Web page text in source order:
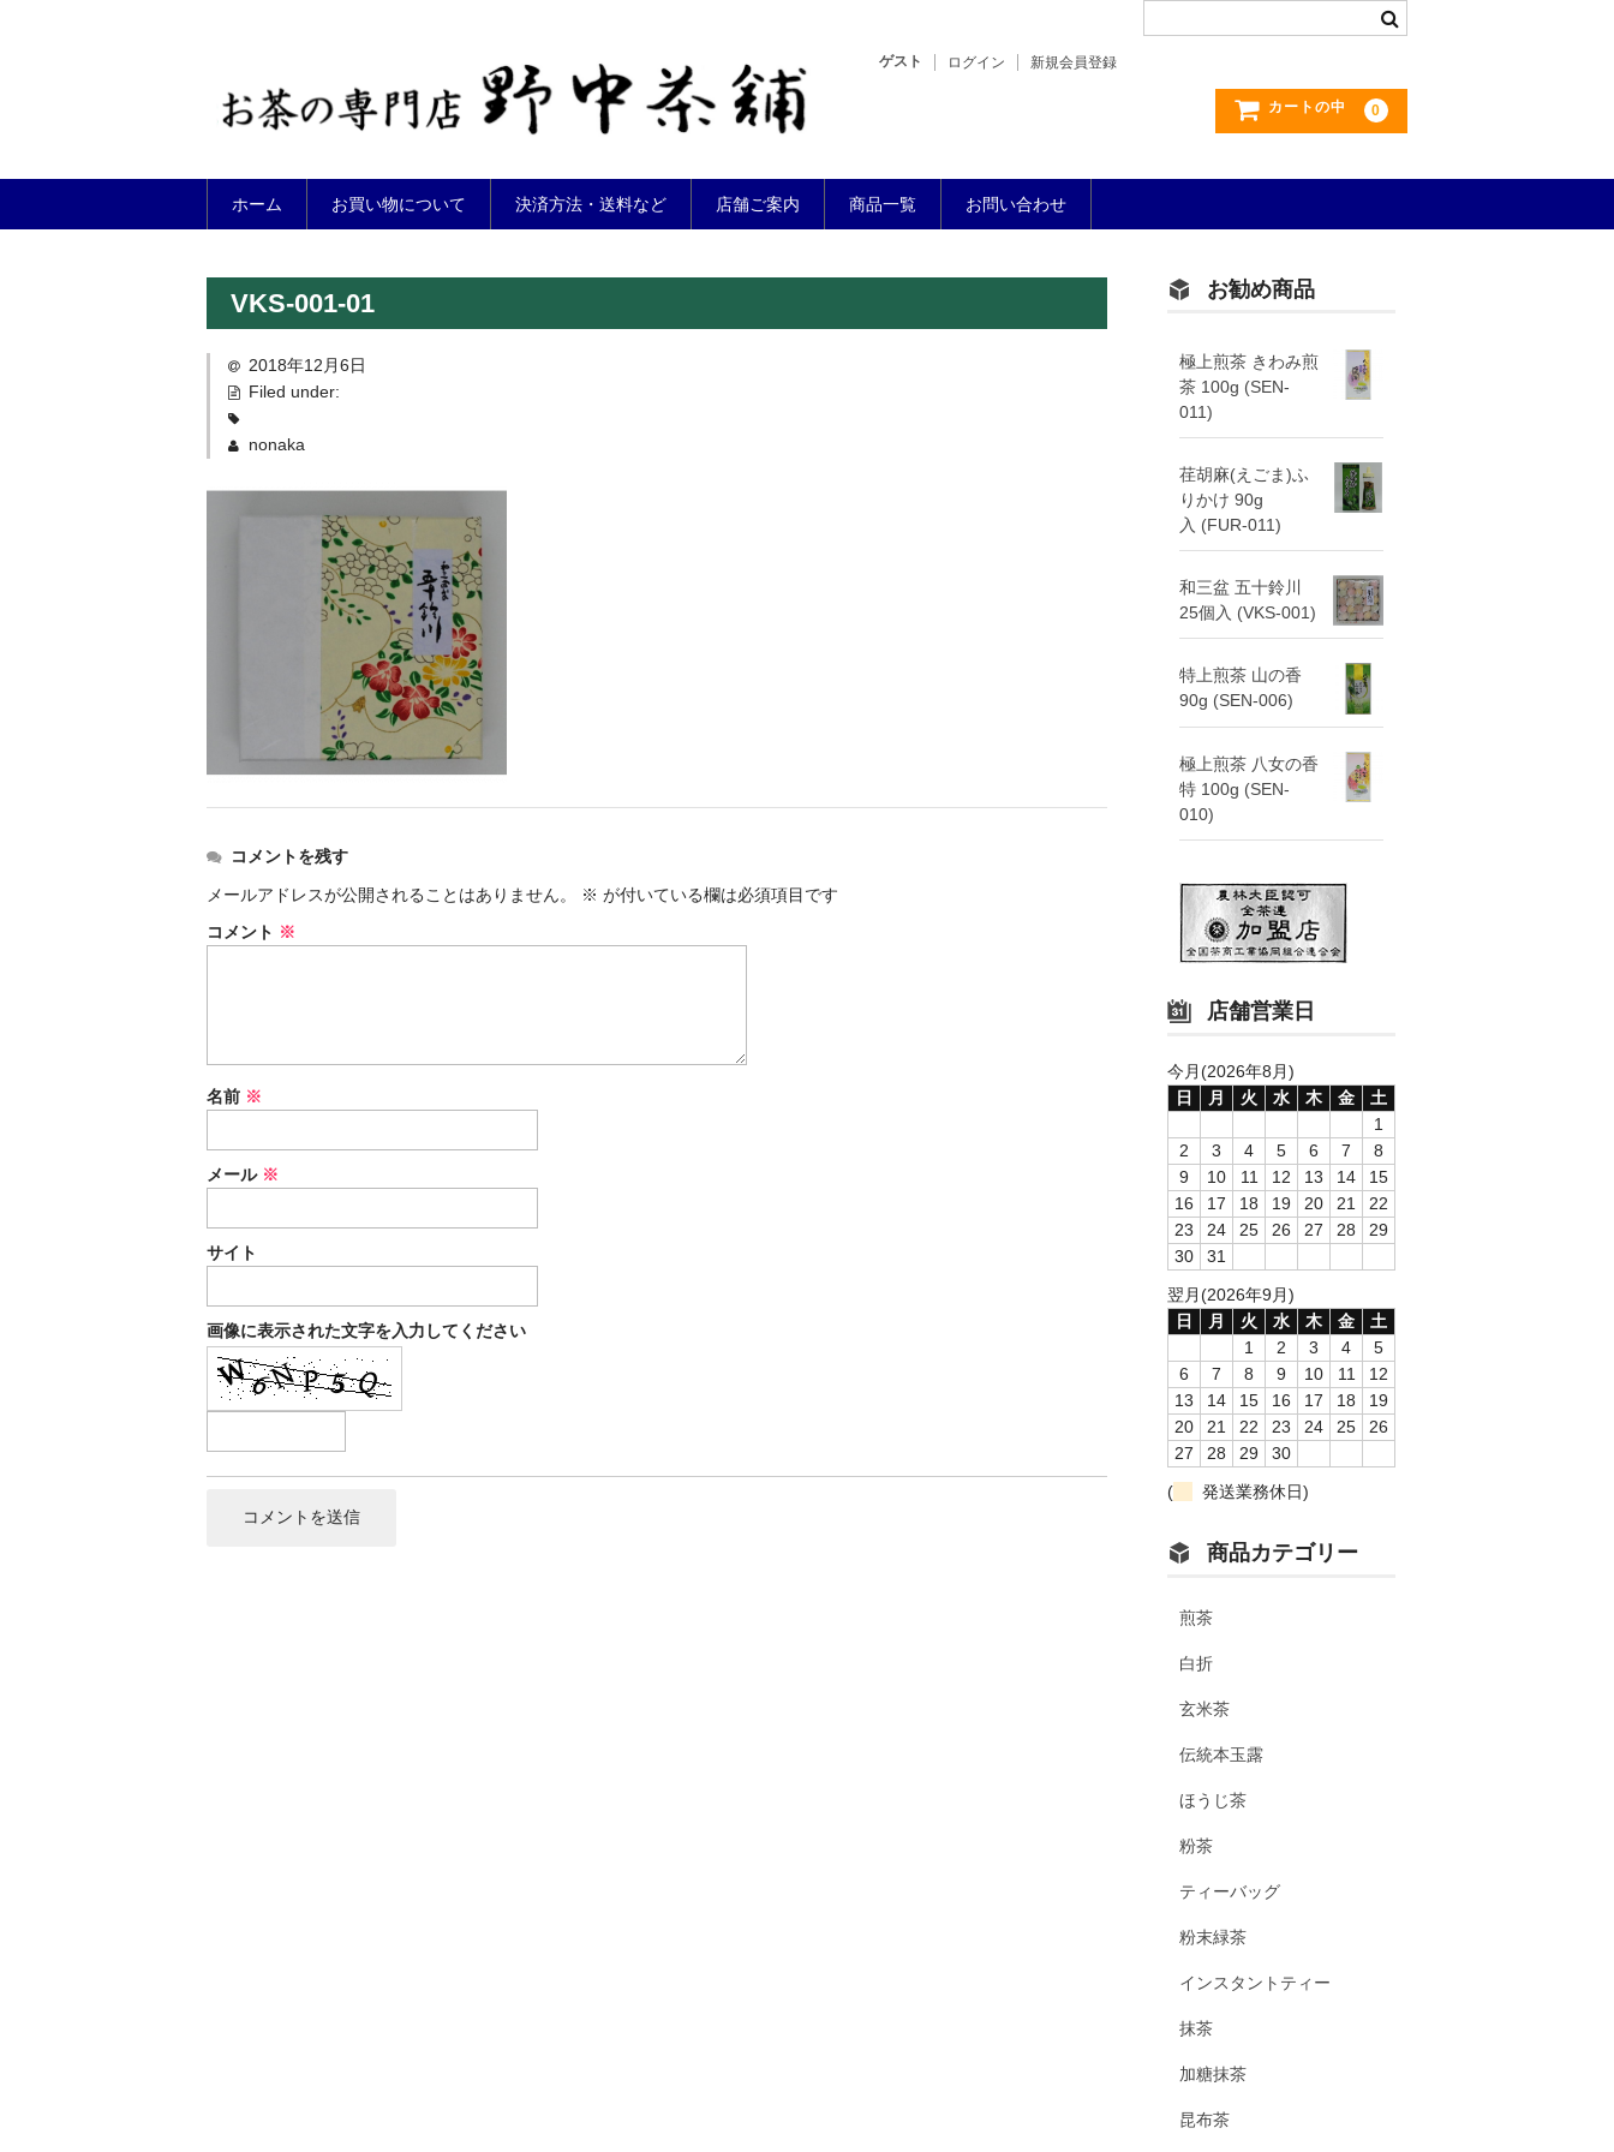
ゲスト ログイン 新規会員登録
カートの中 0
ホーム お買い物について 決済方法・送料など 店舗ご案内 商品一覧 お問い合わせ
VKS-001-01
2018年12月6日
Filed under:
nonaka
コメントを残す
メールアドレスが公開されることはありません。
※ が付いている欄は必須項目です
コメント ※
名前 ※
メール ※
サイト
画像に表示された文字を入力してください
お勧め商品
極上煎茶 きわみ煎
茶 100g (SEN-
011)
荏胡麻(えごま)ふ
りかけ 90g
入 (FUR-011)
和三盆 五十鈴川
25個入 (VKS-001)
特上煎茶 山の香
90g (SEN-006)
極上煎茶 八女の香
特 100g (SEN-
010)
店舗営業日
今月(2026年8月)
日
月 火 水 木 金
土
1
2
3 4 5 6 7
8
9
10 11 12 13 14
15
16
17 18 19 20 21
22
23
24 25 26 27 28
29
30
31
翌月(2026年9月)
日
月 火 水 木 金
土
1
2 3 4
5
6
7 8 9 10 11
12
13
14 15 16 17 18
19
20
21 22 23 24 25
26
27
28 29
30
(
発送業務休日)
商品カテゴリー
煎茶
白折
玄米茶
伝統本玉露
ほうじ茶
粉茶
ティーバッグ
粉末緑茶
インスタントティー
抹茶
加糖抹茶
昆布茶